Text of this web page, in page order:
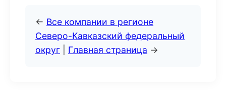
← Все компании в регионе
Северо-Кавказский федеральный
округ
Главная страница →